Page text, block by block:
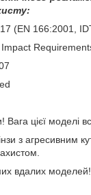
(EN 166:2001,
Вага цієї моделі
з агресивним
вдалих